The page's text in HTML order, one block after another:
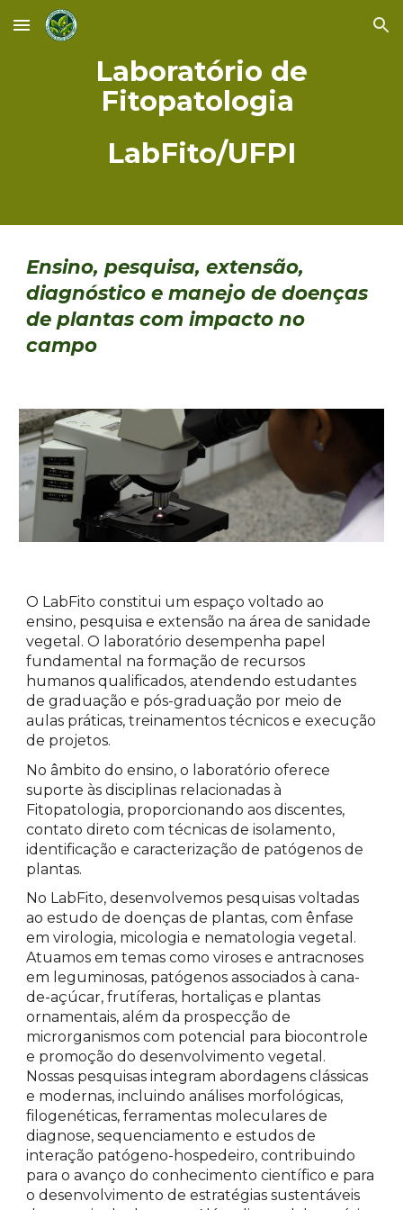
Skip to main content Skip to navigation
Laboratório de
Fitopatologia
LabFito/UFPI
Ensino, pesquisa, extensão,
diagnóstico e manejo de doenças
de plantas com impacto no
campo
O LabFito constitui um espaço voltado ao
ensino, pesquisa e extensão na área de sanidade
vegetal. O laboratório desempenha papel
fundamental na formação de recursos
humanos qualificados, atendendo estudantes
de graduação e pós-graduação por meio de
aulas práticas, treinamentos técnicos e execução
de projetos.
No âmbito do ensino, o laboratório oferece
suporte às disciplinas relacionadas à
Fitopatologia, proporcionando aos discentes,
contato direto com técnicas de isolamento,
identificação e caracterização de patógenos de
plantas.
No LabFito, desenvolvemos pesquisas voltadas
ao estudo de doenças de plantas, com ênfase
em virologia, micologia e nematologia vegetal.
Atuamos em temas como viroses e antracnoses
em leguminosas, patógenos associados à cana-
de-açúcar, frutíferas, hortaliças e plantas
ornamentais, além da prospecção de
microrganismos com potencial para biocontrole
e promoção do desenvolvimento vegetal.
Nossas pesquisas integram abordagens clássicas
e modernas, incluindo análises morfológicas,
filogenéticas, ferramentas moleculares de
diagnose, sequenciamento e estudos de
interação patógeno-hospedeiro, contribuindo
para o avanço do conhecimento científico e para
o desenvolvimento de estratégias sustentáveis